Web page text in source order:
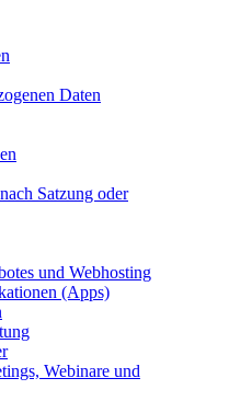
Daten
Satzung oder
und Webhosting
(Apps)
Webinare und